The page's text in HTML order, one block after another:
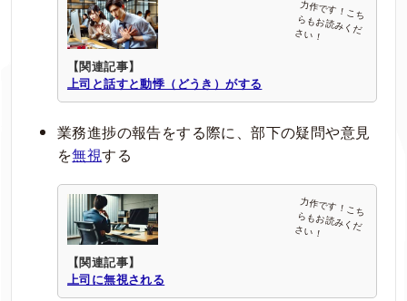
【関連記事】
上司と話すと動悸（どうき）がする
業務進捗の報告をする際に、部下の疑問や意見
を無視する
【関連記事】
上司に無視される